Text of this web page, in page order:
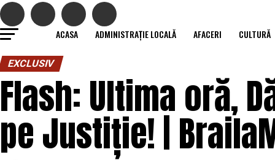
ACASA ADMINISTRAȚIE LOCALĂ AFACERI CULTURĂ
EXCLUSIV
Flash: Ultima oră,
pe Justiție! |